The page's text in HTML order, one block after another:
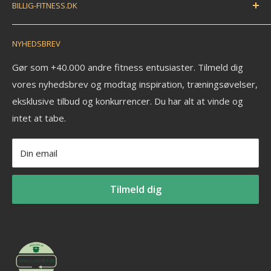
NYHEDSBREV
Gør som +40.000 andre fitness entusiaster. Tilmeld dig
vores nyhedsbrev og modtag inspiration, træningsøvelser,
eksklusive tilbud og konkurrencer. Du har alt at vinde og
intet at tabe.
Din email
Tilmeld dig
EAN betaling
Anmeldelser
Kontakt
Om os
Ledige stillinger
Fitness blog
Blog om styrketræning
Privatlivspolitik
Refusionspolitik
Træningsbold
Træningselastik
Håndvægte
Pull up bar
Kettlebell
Aerobic vægtstang sæt
Vægtstang
Vægtskive
BILLIG-FITNESS.DK
N.K. Import APS
Savværksvej 3
6360 Tinglev
CVR: 33772580
_______________________
Mail: info@billig-fitness.dk